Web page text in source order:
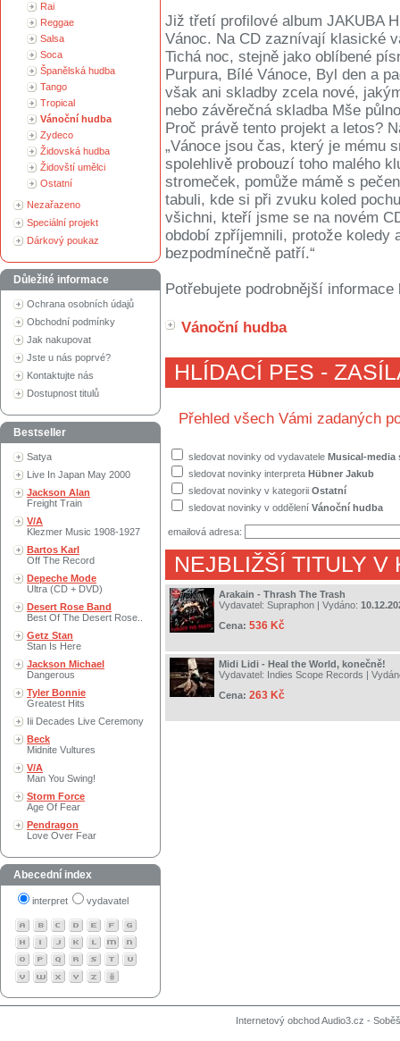
Rai
Reggae
Salsa
Soca
Španělská hudba
Tango
Tropical
Vánoční hudba
Zydeco
Židovská hudba
Židovští umělci
Ostatní
Nezařazeno
Speciální projekt
Dárkový poukaz
Důležité informace
Ochrana osobních údajů
Obchodní podmínky
Jak nakupovat
Jste u nás poprvé?
Kontaktujte nás
Dostupnost titulů
Bestseller
Satya
Live In Japan May 2000
Jackson Alan
Freight Train
V/A
Klezmer Music 1908-1927
Bartos Karl
Off The Record
Depeche Mode
Ultra (CD + DVD)
Desert Rose Band
Best Of The Desert Rose..
Getz Stan
Stan Is Here
Jackson Michael
Dangerous
Tyler Bonnie
Greatest Hits
Iii Decades Live Ceremony
Beck
Midnite Vultures
V/A
Man You Swing!
Storm Force
Age Of Fear
Pendragon
Love Over Fear
Abecední index
interpret vydavatel
Již třetí profilové album JAKUBA
Vánoc. Na CD zaznívají klasické
Tichá noc, stejně jako oblíbené
Purpura, Bílé Vánoce, Byl den a
však ani skladby zcela nové,
nebo závěrečná skladba Mše
Proč právě tento projekt a letos?
„Vánoce jsou čas, který je mému
spolehlivě probouzí toho malého
stromeček, pomůže mámě s
tabuli, kde si při zvuku koled
všichni, kteří jsme se na novém
období zpříjemnili, protože koledy
bezpodmínečně patří.“
Potřebujete podrobnější
Vánoční hudba
HLÍDACÍ PES -
Přehled všech Vámi zadaných
sledovat novinky od vydavatele Musical-media
sledovat novinky interpreta Hübner Jakub
sledovat novinky v kategorii Ostatní
sledovat novinky v oddělení Vánoční hudba
emailová adresa:
NEJBLIŽŠÍ TITULY V
Arakain - Thrash The Trash
Vydavatel: Supraphon | Vydáno:
Cena: 536 Kč
Midi Lidi - Heal the World, konečně!
Vydavatel: Indies Scope Records |
Cena: 263 Kč
Internetový obchod Audio3.cz -